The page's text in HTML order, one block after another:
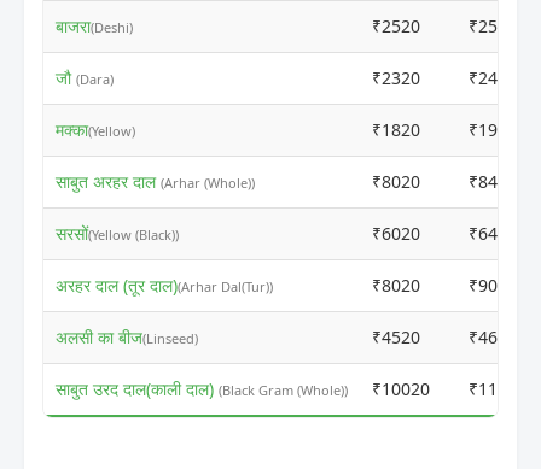
बाजरा(Deshi) ₹2520 ₹2540
जौ (Dara) ₹2320 ₹2400
मक्का(Yellow) ₹1820 ₹1900
साबुत अरहर दाल (Arhar (Whole)) ₹8020 ₹8400
सरसों(Yellow (Black)) ₹6020 ₹6400
अरहर दाल (तूर दाल)(Arhar Dal(Tur)) ₹8020 ₹9000
अलसी का बीज(Linseed) ₹4520 ₹4600
साबुत उरद दाल(काली दाल) (Black Gram (Whole)) ₹10020 ₹11000